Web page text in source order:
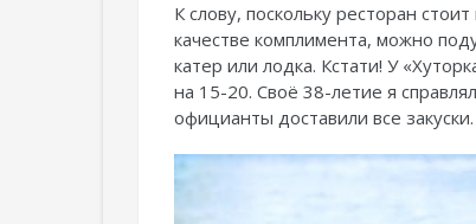
К слову, поскольку ресторан
качестве комплимента, можно
катер или лодка. Кстати! У
на 15-20. Своё 38-летие я
официанты доставили все